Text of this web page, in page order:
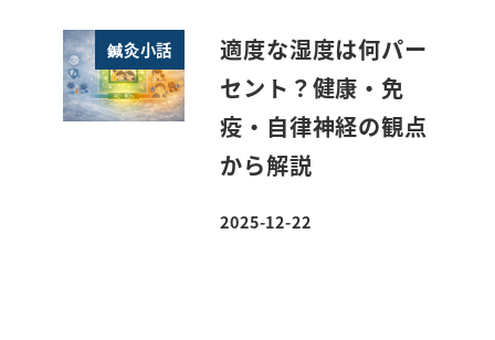
鍼灸小話
適度な湿度は何パー
セント？健康・免
疫・自律神経の観点
から解説
投稿日
2025-12-22